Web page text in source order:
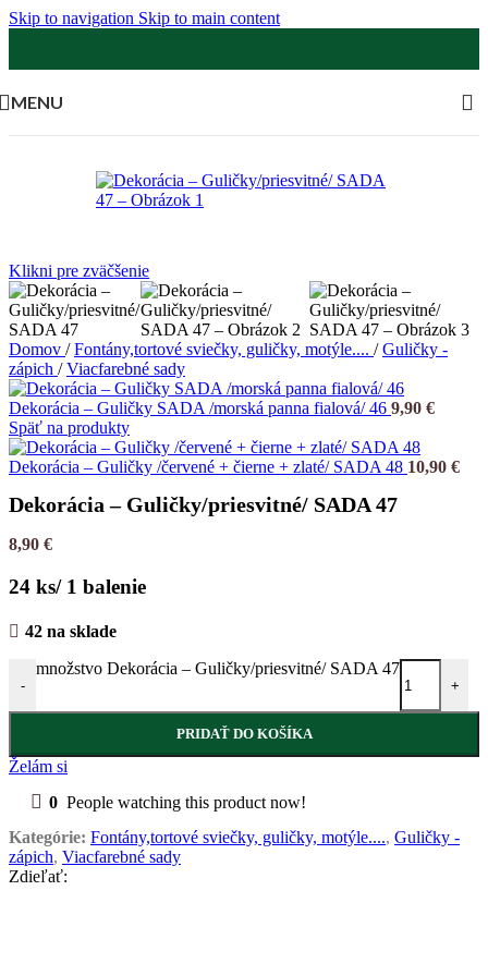
Skip to navigation Skip to main content
MENU
Klikni pre zväčšenie
Domov / Fontány,tortové sviečky, guličky, motýle.... / Guličky -
zápich / Viacfarebné sady
Dekorácia – Guličky SADA /morská panna fialová/ 46 9,90 €
Späť na produkty
Dekorácia – Guličky /červené + čierne + zlaté/ SADA 48 10,90 €
Dekorácia – Guličky/priesvitné/ SADA 47
8,90 €
24 ks/ 1 balenie
42 na sklade
-
množstvo Dekorácia – Guličky/priesvitné/ SADA 47
+
PRIDAŤ DO KOŠÍKA
Želám si
0 People watching this product now!
Kategórie: Fontány,tortové sviečky, guličky, motýle...., Guličky -
zápich, Viacfarebné sady
Zdieľať: